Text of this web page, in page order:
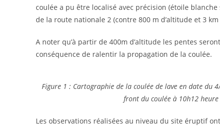
coulée a pu être localisé avec précision (étoile
de la route nationale 2 (contre 800 m d’altitude et 3
A noter qu’à partir de 400m d’altitude les pentes
conséquence de ralentir la propagation de la coulée.
Figure 1 : Cartographie de la coulée de lave en date du
front du coulée à 10h12 heure
Les observations réalisées au niveau du site éruptif